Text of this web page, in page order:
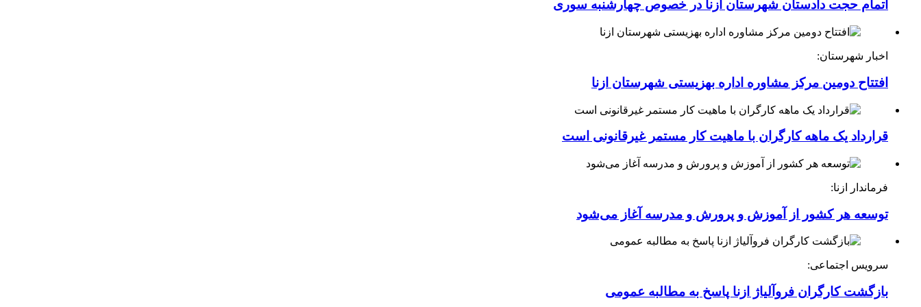
اتمام حجت دادستان شهرستان ازنا در خصوص چهارشنبه ‌سوری
اخبار شهرستان:
افتتاح دومین مرکز مشاوره اداره بهزیستی شهرستان ازنا
قرارداد یک ماهه کارگران با ماهیت کار مستمر غیرقانونی است
فرماندار ازنا:
توسعه هر کشور از آموزش و پرورش و مدرسه آغاز می‌شود
سرویس اجتماعی:
بازگشت کارگران فروآلیاژ ازنا پاسخ به مطالبه عمومی